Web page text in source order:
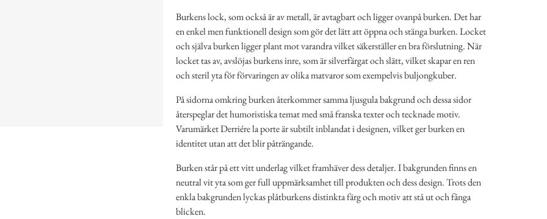
Burkens lock, som också är av metall, är avtagbart och ligger ovanpå burken. Det har
en enkel men funktionell design som gör det lätt att öppna och stänga burken. Locket
och själva burken ligger plant mot varandra vilket säkerställer en bra förslutning. När
locket tas av, avslöjas burkens inre, som är silverfärgat och slätt, vilket skapar en ren
och steril yta för förvaringen av olika matvaror som exempelvis buljongkuber.
På sidorna omkring burken återkommer samma ljusgula bakgrund och dessa sidor
återspeglar det humoristiska temat med små franska texter och tecknade motiv.
Varumärket Derriére la porte är subtilt inblandat i designen, vilket ger burken en
identitet utan att det blir påträngande.
Burken står på ett vitt underlag vilket framhäver dess detaljer. I bakgrunden finns en
neutral vit yta som ger full uppmärksamhet till produkten och dess design. Trots den
enkla bakgrunden lyckas plåtburkens distinkta färg och motiv att stå ut och fånga
blicken.